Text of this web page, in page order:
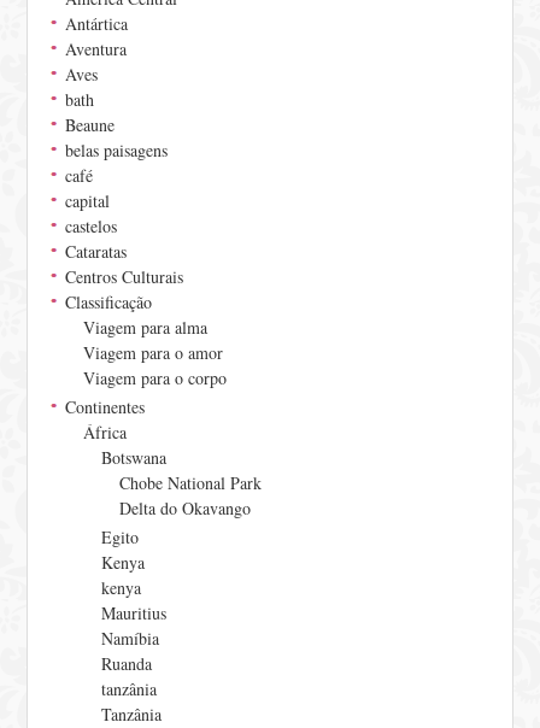
Antártica
Aventura
Aves
bath
Beaune
belas paisagens
café
capital
castelos
Cataratas
Centros Culturais
Classificação
Viagem para alma
Viagem para o amor
Viagem para o corpo
Continentes
África
Botswana
Chobe National Park
Delta do Okavango
Egito
Kenya
kenya
Mauritius
Namíbia
Ruanda
tanzânia
Tanzânia